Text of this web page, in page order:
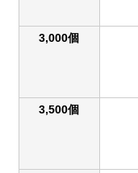
3,000個
3,500個